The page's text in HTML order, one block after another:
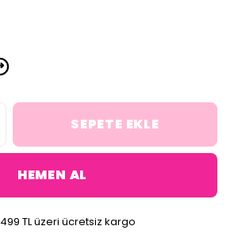
SEPETE EKLE
HEMEN AL
499 TL üzeri ücretsiz kargo